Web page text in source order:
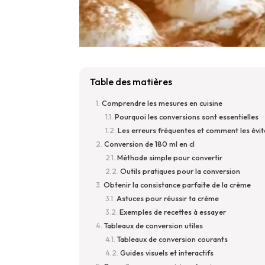
Table des matières
Comprendre les mesures en cuisine
Pourquoi les conversions sont essentielles
Les erreurs fréquentes et comment les
Conversion de 180 ml en cl
Méthode simple pour convertir
Outils pratiques pour la conversion
Obtenir la consistance parfaite de la crème
Astuces pour réussir ta crème
Exemples de recettes à essayer
Tableaux de conversion utiles
Tableaux de conversion courants
Guides visuels et interactifs